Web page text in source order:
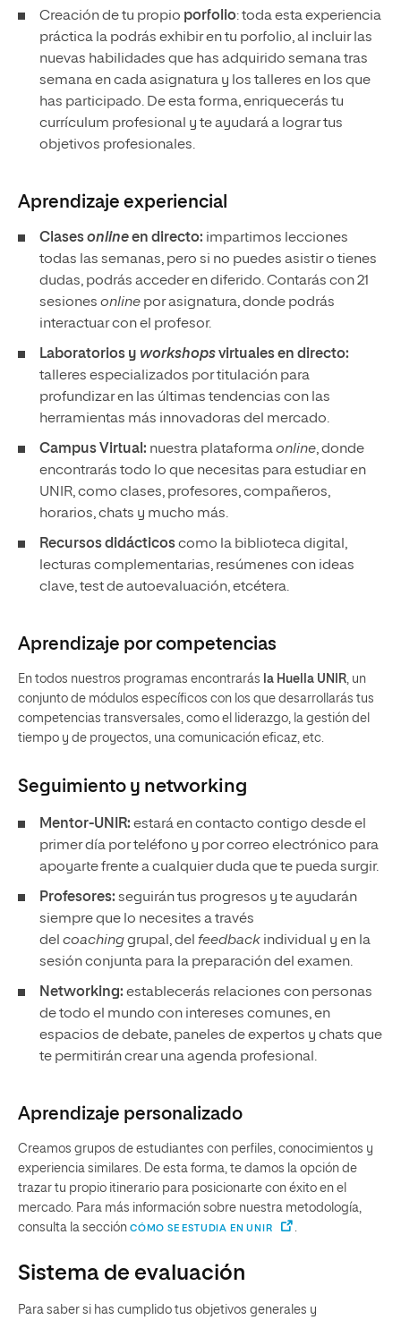
Creación de tu propio porfolio: toda esta experiencia
práctica la podrás exhibir en tu porfolio, al incluir las
nuevas habilidades que has adquirido semana tras
semana en cada asignatura y los talleres en los que
has participado. De esta forma, enriquecerás tu
currículum profesional y te ayudará a lograr tus
objetivos profesionales.
Aprendizaje experiencial
Clasesonlineen directo: impartimos lecciones
todas las semanas, pero si no puedes asistir o tienes
dudas, podrás acceder en diferido. Contarás con 21
sesiones online por asignatura, donde podrás
interactuar con el profesor.
Laboratorios y workshopsvirtuales en directo:
talleres especializados por titulación para
profundizar en las últimas tendencias con las
herramientas más innovadoras del mercado.
Campus Virtual: nuestra plataformaonline, donde
encontrarás todo lo que necesitas para estudiar en
UNIR, como clases, profesores, compañeros,
horarios, chats y mucho más.
Recursos didácticoscomo la biblioteca digital,
lecturas complementarias, resúmenes con ideas
clave, test de autoevaluación, etcétera.
Aprendizaje por competencias
En todos nuestros programas encontrarás la Huella UNIR, un
conjunto de módulos específicos con los que desarrollarás tus
competencias transversales, como el liderazgo, la gestión del
tiempo y de proyectos, una comunicación eficaz, etc.
Seguimiento y networking
Mentor-UNIR: estará en contacto contigo desde el
primer día por teléfono y por correo electrónico para
apoyarte frente a cualquier duda que te pueda surgir.
Profesores: seguirán tus progresos y te ayudarán
siempre que lo necesites a través
del coachinggrupal, del feedback individual y en la
sesión conjunta para la preparación del examen.
Networking: establecerás relaciones con personas
de todo el mundo con intereses comunes, en
espacios de debate, paneles de expertos y chats que
te permitirán crear una agenda profesional.
Aprendizaje personalizado
Creamos grupos de estudiantes con perfiles, conocimientos y
experiencia similares. De esta forma, te damos la opción de
trazar tu propio itinerario para posicionarte con éxito en el
mercado. Para más información sobre nuestra metodología,
consulta la sección CÓMO SE ESTUDIA EN UNIR .
Sistema de evaluación
Para saber si has cumplido tus objetivos generales y